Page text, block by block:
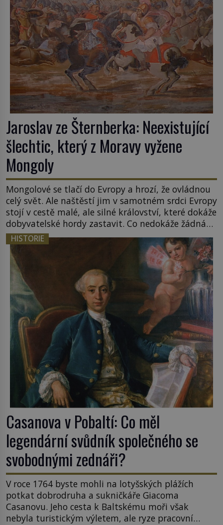
Jaroslav ze Šternberka: Neexistující
šlechtic, který z Moravy vyžene
Mongoly
Mongolové se tlačí do Evropy a hrozí, že ovládnou
celý svět. Ale naštěstí jim v samotném srdci Evropy
stojí v cestě malé, ale silné království, které dokáže
dobyvatelské hordy zastavit. Co nedokáže žádná
z asijských říší, co nedokážou Němci – to dokáže
český král. Nebo že by ne? Mongolové od roku 1223
postupují podél Kaspického a Azovského moře, […]
HISTORIE
Casanova v Pobaltí: Co měl
legendární svůdník společného se
svobodnými zednáři?
V roce 1764 byste mohli na lotyšských plážích
potkat dobrodruha a sukničkáře Giacoma
Casanovu. Jeho cesta k Baltskému moři však
nebyla turistickým výletem, ale ryze pracovní